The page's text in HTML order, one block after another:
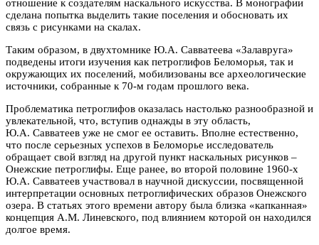
отношение к создателям наскального искусства. В монографии
сделана попытка выделить такие поселения и обосновать их
связь с рисунками на скалах.
Таким образом, в двухтомнике Ю.А. Савватеева «Залавруга»
подведены итоги изучения как петроглифов Беломорья, так и
окружающих их поселений, мобилизованы все археологические
источники, собранные к 70-м годам прошлого века.
Проблематика петроглифов оказалась настолько разнообразной и
увлекательной, что, вступив однажды в эту область,
Ю.А. Савватеев уже не смог ее оставить. Вполне естественно,
что после серьезных успехов в Беломорье исследователь
обращает свой взгляд на другой пункт наскальных рисунков –
Онежские петроглифы. Еще ранее, во второй половине 1960-х
Ю.А. Савватеев участвовал в научной дискуссии, посвященной
интерпретации основных петроглифических образов Онежского
озера. В статьях этого времени автору была близка «капканная»
концепция А.М. Линевского, под влиянием которой он находился
долгое время.